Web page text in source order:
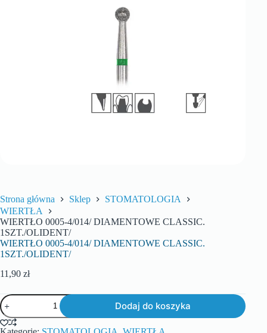
Strona główna Sklep
STOMATOLOGIA
WIERTŁA
WIERTŁO 0005-4/014/ DIAMENTOWE CLASSIC.
1SZT./OLIDENT/
WIERTŁO 0005-4/014/ DIAMENTOWE CLASSIC.
1SZT./OLIDENT/
11,90 zł
Dodaj do koszyka